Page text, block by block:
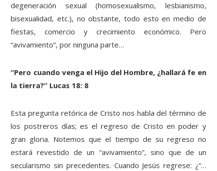
degeneración sexual (homosexualismo, lesbianismo,
bisexualidad, etc.), no obstante, todo esto en medio de
fiestas, comercio y crecimiento económico. Pero
“avivamiento”, por ninguna parte…
“Pero cuando venga el Hijo del Hombre, ¿hallará fe en
la tierra?” Lucas 18: 8
Esta pregunta retórica de Cristo nos habla del término de
los postreros días; es el regreso de Cristo en poder y
gran gloria. Notemos que el tiempo de su regreso no
estará revestido de un “avivamiento”, sino que de un
secularismo sin precedentes. Cuando Jesús regrese: ¿“…